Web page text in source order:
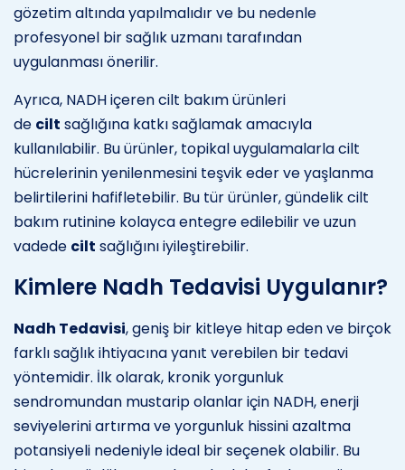
gözetim altında yapılmalıdır ve bu nedenle
profesyonel bir sağlık uzmanı tarafından
uygulanması önerilir.
Ayrıca, NADH içeren cilt bakım ürünleri
de cilt sağlığına katkı sağlamak amacıyla
kullanılabilir. Bu ürünler, topikal uygulamalarla cilt
hücrelerinin yenilenmesini teşvik eder ve yaşlanma
belirtilerini hafifletebilir. Bu tür ürünler, gündelik cilt
bakım rutinine kolayca entegre edilebilir ve uzun
vadede cilt sağlığını iyileştirebilir.
Kimlere Nadh Tedavisi Uygulanır?
Nadh Tedavisi, geniş bir kitleye hitap eden ve birçok
farklı sağlık ihtiyacına yanıt verebilen bir tedavi
yöntemidir. İlk olarak, kronik yorgunluk
sendromundan mustarip olanlar için NADH, enerji
seviyelerini artırma ve yorgunluk hissini azaltma
potansiyeli nedeniyle ideal bir seçenek olabilir. Bu